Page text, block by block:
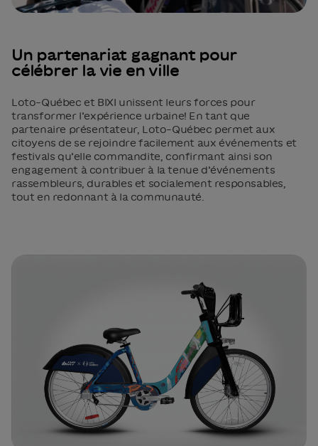
Un partenariat gagnant pour
célébrer la vie en ville
Loto-Québec et BIXI unissent leurs forces pour
transformer l’expérience urbaine! En tant que
partenaire présentateur, Loto-Québec permet aux
citoyens de se rejoindre facilement aux événements et
festivals qu’elle commandite, confirmant ainsi son
engagement à contribuer à la tenue d’événements
rassembleurs, durables et socialement responsables,
tout en redonnant à la communauté.